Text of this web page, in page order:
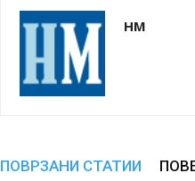
НМ
ПОВРЗАНИ СТАТИИ